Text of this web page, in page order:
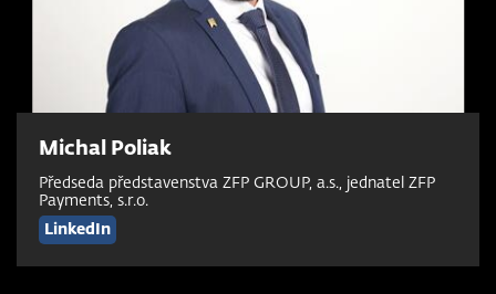
Michal Poliak
Předseda představenstva ZFP GROUP, a.s., jednatel ZFP
Payments, s.r.o.
LinkedIn